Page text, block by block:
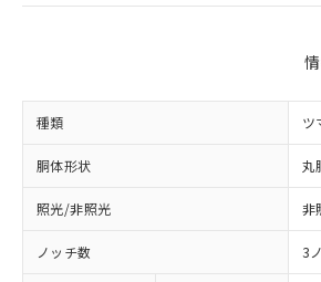
種類 ツ
胴体形状 丸
照光/非照光 非
ノッチ数 3